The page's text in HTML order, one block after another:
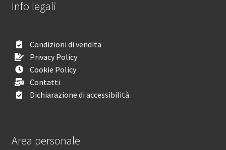
Info legali
Condizioni di vendita
Privacy Policy
Cookie Policy
Contatti
Dichiarazione di accessibilità
Area personale